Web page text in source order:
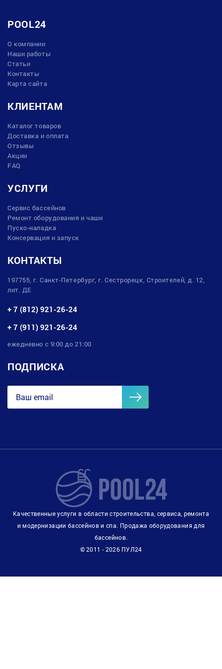
POOL24
О компании
Наши работы
Статьи
Контакты
Карта сайта
КЛИЕНТАМ
Каталог товаров
Доставка и оплата
Отзывы
Акции
FAQ
УСЛУГИ
Сервис бассейнов
Ремонт оборудования и чаши
Пуско-наладка
Консервация и запуск
КОНТАКТЫ
197755, г. Санкт-Петербург, г. Сестрорецк, Строителей, д. 12,
лит. ДЕ
+ 7 (812) 921-26-24
+ 7 (911) 921-26-24
ежедневно с 9:00 до 21:00
ПОДПИСКА
Качественные услуги в области строительства, сервиса, ремонта
и модернизации бассейнов и спа. Продажа оборудования для
бассейнов.
© 2011 - 2026 ПУЛ24